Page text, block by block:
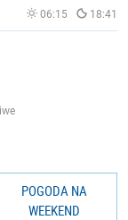
06:15 18:41
POGODA NA
WEEKEND